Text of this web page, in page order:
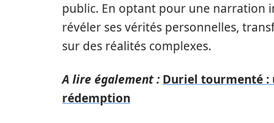
public. En optant pour une narration
révéler ses vérités personnelles,
sur des réalités complexes.
A lire également : Duriel tourmenté :
rédemption